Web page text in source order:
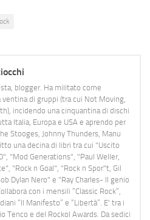
blogger. Ha militato come
di gruppi (tra cui Not Moving,
incidendo una cinquantina di dischi
Italia, Europa e USA e aprendo per
Stooges, Johnny Thunders, Manu
una decina di libri tra cui "Uscito
"Mod Generations", "Paul Weller,
"Rock n Goal", "Rock n Spor"t, Gil
Dylan Nero" e "Ray Charles- Il genio
con i mensili “Classic Rock”,
“Il Manifesto” e “Libertà”. E' tra i
Tenco e del Rockol Awards. Da sedici